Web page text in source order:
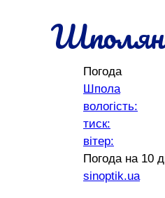
Погода
Шпола
вологість:
тиск:
вітер:
Погода на 10
sinoptik.ua